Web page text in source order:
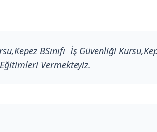
BSınıfı İş Güvenliği
Vermekteyiz.